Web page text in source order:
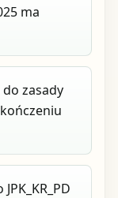
ma
zasady